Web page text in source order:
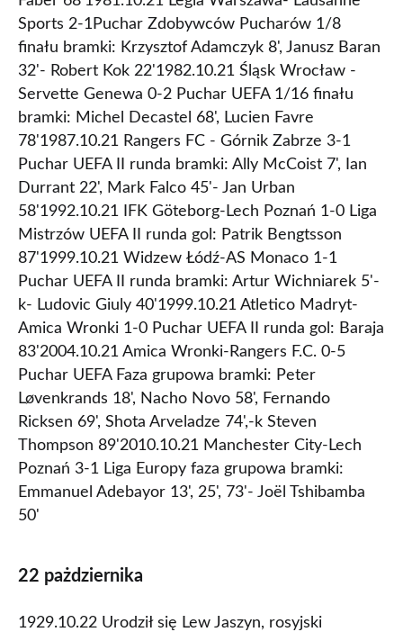
Sports 2-1Puchar Zdobywców Pucharów 1/8
finału bramki: Krzysztof Adamczyk 8', Janusz Baran
32'- Robert Kok 22'1982.10.21 Śląsk Wrocław -
Servette Genewa 0-2 Puchar UEFA 1/16 finału
bramki: Michel Decastel 68', Lucien Favre
78'1987.10.21 Rangers FC - Górnik Zabrze 3-1
Puchar UEFA II runda bramki: Ally McCoist 7', Ian
Durrant 22', Mark Falco 45'- Jan Urban
58'1992.10.21 IFK Göteborg-Lech Poznań 1-0 Liga
Mistrzów UEFA II runda gol: Patrik Bengtsson
87'1999.10.21 Widzew Łódź-AS Monaco 1-1
Puchar UEFA II runda bramki: Artur Wichniarek 5'-
k- Ludovic Giuly 40'1999.10.21 Atletico Madryt-
Amica Wronki 1-0 Puchar UEFA II runda gol: Baraja
83'2004.10.21 Amica Wronki-Rangers F.C. 0-5
Puchar UEFA Faza grupowa bramki: Peter
Løvenkrands 18', Nacho Novo 58', Fernando
Ricksen 69', Shota Arveladze 74',-k Steven
Thompson 89'2010.10.21 Manchester City-Lech
Poznań 3-1 Liga Europy faza grupowa bramki:
Emmanuel Adebayor 13', 25', 73'- Joël Tshibamba
50'
22 pażdziernika
1929.10.22 Urodził się Lew Jaszyn, rosyjski